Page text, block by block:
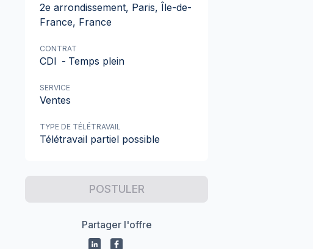
2e arrondissement, Paris, Île-de-
France, France
CONTRAT
CDI - Temps plein
SERVICE
Ventes
TYPE DE TÉLÉTRAVAIL
Télétravail partiel possible
POSTULER
Partager l'offre